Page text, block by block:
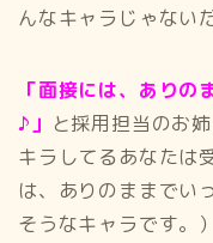
んなキャラじゃない
「面接には、ありの
♪」 と採用担当のお
キラしてるあなたは
は、ありのままでい
そうなキャラです。）